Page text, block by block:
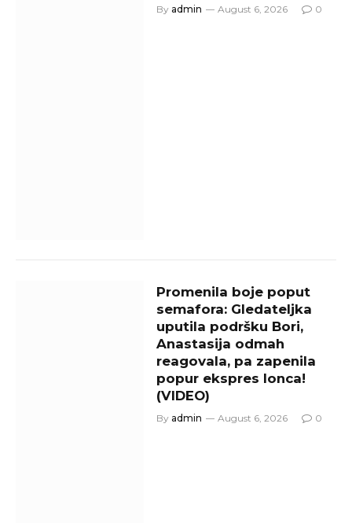
By admin August 6, 2026 0
Promenila boje poput
semafora: Gledateljka
uputila podršku Bori,
Anastasija odmah
reagovala, pa zapenila
popur ekspres lonca!
(VIDEO)
By admin August 6, 2026 0